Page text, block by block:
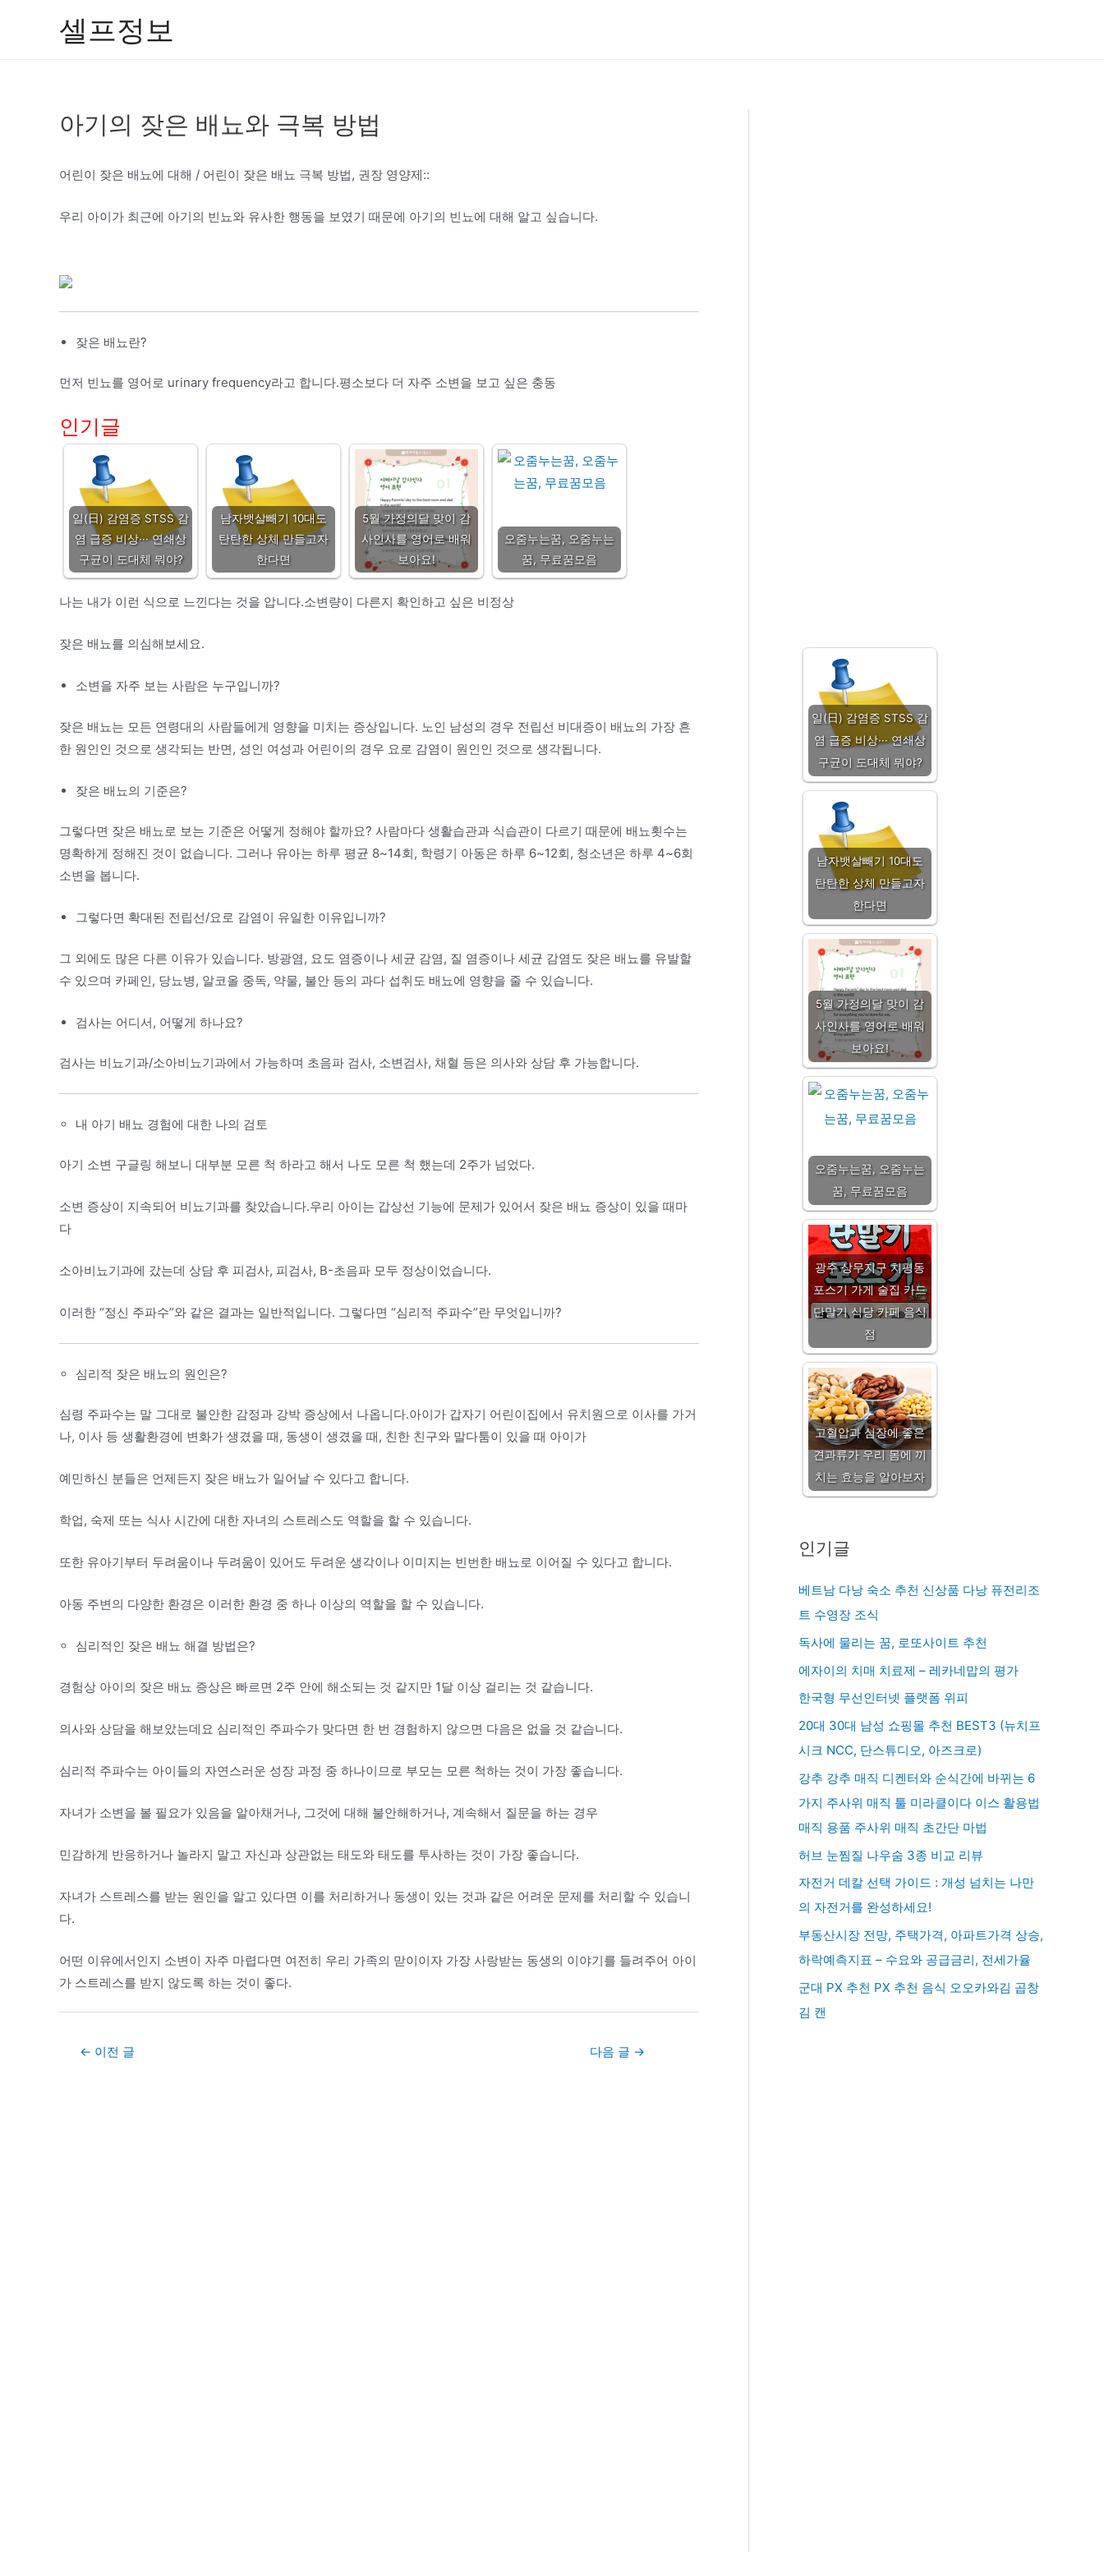
셀프정보
아기의 잦은 배뇨와 극복 방법
어린이 잦은 배뇨에 대해 / 어린이 잦은 배뇨 극복 방법, 권장 영양제::
우리 아이가 최근에 아기의 빈뇨와 유사한 행동을 보였기 때문에 아기의 빈뇨에 대해 알고 싶습니다.
잦은 배뇨란?
먼저 빈뇨를 영어로 urinary frequency라고 합니다.평소보다 더 자주 소변을 보고 싶은 충동
인기글
일(日) 감염증 STSS 감
염 급증 비상··· 연쇄상
구균이 도대체 뭐야?
남자뱃살빼기 10대도
탄탄한 상체 만들고자
한다면
5월 가정의달 맞이 감
사인사를 영어로 배워
보아요!
오줌누는꿈, 오줌누는
꿈, 무료꿈모음
나는 내가 이런 식으로 느낀다는 것을 압니다.소변량이 다른지 확인하고 싶은 비정상
잦은 배뇨를 의심해보세요.
소변을 자주 보는 사람은 누구입니까?
잦은 배뇨는 모든 연령대의 사람들에게 영향을 미치는 증상입니다. 노인 남성의 경우 전립선 비대증이 배뇨의 가장 흔
한 원인인 것으로 생각되는 반면, 성인 여성과 어린이의 경우 요로 감염이 원인인 것으로 생각됩니다.
잦은 배뇨의 기준은?
그렇다면 잦은 배뇨로 보는 기준은 어떻게 정해야 할까요? 사람마다 생활습관과 식습관이 다르기 때문에 배뇨횟수는
명확하게 정해진 것이 없습니다. 그러나 유아는 하루 평균 8~14회, 학령기 아동은 하루 6~12회, 청소년은 하루 4~6회
소변을 봅니다.
그렇다면 확대된 전립선/요로 감염이 유일한 이유입니까?
그 외에도 많은 다른 이유가 있습니다. 방광염, 요도 염증이나 세균 감염, 질 염증이나 세균 감염도 잦은 배뇨를 유발할
수 있으며 카페인, 당뇨병, 알코올 중독, 약물, 불안 등의 과다 섭취도 배뇨에 영향을 줄 수 있습니다.
검사는 어디서, 어떻게 하나요?
검사는 비뇨기과/소아비뇨기과에서 가능하며 초음파 검사, 소변검사, 채혈 등은 의사와 상담 후 가능합니다.
내 아기 배뇨 경험에 대한 나의 검토
아기 소변 구글링 해보니 대부분 모른 척 하라고 해서 나도 모른 척 했는데 2주가 넘었다.
소변 증상이 지속되어 비뇨기과를 찾았습니다.우리 아이는 갑상선 기능에 문제가 있어서 잦은 배뇨 증상이 있을 때마
다
소아비뇨기과에 갔는데 상담 후 피검사, 피검사, B-초음파 모두 정상이었습니다.
이러한 “정신 주파수”와 같은 결과는 일반적입니다. 그렇다면 “심리적 주파수”란 무엇입니까?
심리적 잦은 배뇨의 원인은?
심령 주파수는 말 그대로 불안한 감정과 강박 증상에서 나옵니다.아이가 갑자기 어린이집에서 유치원으로 이사를 가거
나, 이사 등 생활환경에 변화가 생겼을 때, 동생이 생겼을 때, 친한 친구와 말다툼이 있을 때 아이가
예민하신 분들은 언제든지 잦은 배뇨가 일어날 수 있다고 합니다.
학업, 숙제 또는 식사 시간에 대한 자녀의 스트레스도 역할을 할 수 있습니다.
또한 유아기부터 두려움이나 두려움이 있어도 두려운 생각이나 이미지는 빈번한 배뇨로 이어질 수 있다고 합니다.
아동 주변의 다양한 환경은 이러한 환경 중 하나 이상의 역할을 할 수 있습니다.
심리적인 잦은 배뇨 해결 방법은?
경험상 아이의 잦은 배뇨 증상은 빠르면 2주 안에 해소되는 것 같지만 1달 이상 걸리는 것 같습니다.
의사와 상담을 해보았는데요 심리적인 주파수가 맞다면 한 번 경험하지 않으면 다음은 없을 것 같습니다.
심리적 주파수는 아이들의 자연스러운 성장 과정 중 하나이므로 부모는 모른 척하는 것이 가장 좋습니다.
자녀가 소변을 볼 필요가 있음을 알아채거나, 그것에 대해 불안해하거나, 계속해서 질문을 하는 경우
민감하게 반응하거나 놀라지 말고 자신과 상관없는 태도와 태도를 투사하는 것이 가장 좋습니다.
자녀가 스트레스를 받는 원인을 알고 있다면 이를 처리하거나 동생이 있는 것과 같은 어려운 문제를 처리할 수 있습니
다.
어떤 이유에서인지 소변이 자주 마렵다면 여전히 우리 가족의 맏이이자 가장 사랑받는 동생의 이야기를 들려주어 아이
가 스트레스를 받지 않도록 하는 것이 좋다.
Post← 이전 글 다음 글 →
일(日) 감염증 STSS 감
염 급증 비상··· 연쇄상
구균이 도대체 뭐야?
남자뱃살빼기 10대도
탄탄한 상체 만들고자
한다면
5월 가정의달 맞이 감
사인사를 영어로 배워
보아요!
오줌누는꿈, 오줌누는
꿈, 무료꿈모음
광주 상무지구 치평동
포스기 가게 술집 카드
단말기 식당 카페 음식
점
고혈압과 심장에 좋은
견과류가 우리 몸에 끼
치는 효능을 알아보자
인기글
베트남 다낭 숙소 추천 신상품 다낭 퓨전리조
트 수영장 조식
독사에 물리는 꿈, 로또사이트 추천
에자이의 치매 치료제 – 레카네맙의 평가
한국형 무선인터넷 플랫폼 위피
20대 30대 남성 쇼핑몰 추천 BEST3 (뉴치프
시크 NCC, 단스튜디오, 아즈크로)
강추 강추 매직 디켄터와 순식간에 바뀌는 6
가지 주사위 매직 툴 미라클이다 이스 활용법
매직 용품 주사위 매직 초간단 마법
허브 눈찜질 나우숨 3종 비교 리뷰
자전거 데칼 선택 가이드 : 개성 넘치는 나만
의 자전거를 완성하세요!
부동산시장 전망, 주택가격, 아파트가격 상승,
하락예측지표 – 수요와 공급금리, 전세가율
군대 PX 추천 PX 추천 음식 오오카와김 곱창
김 캔